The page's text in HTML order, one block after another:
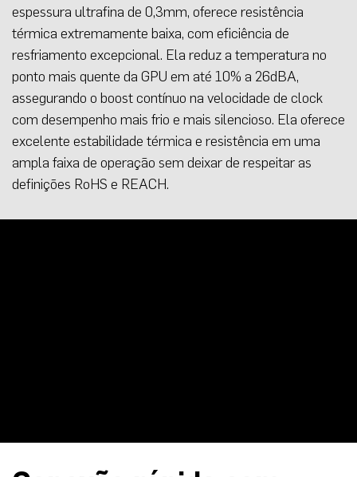
espessura ultrafina de 0,3mm, oferece resistência
térmica extremamente baixa, com eficiência de
resfriamento excepcional. Ela reduz a temperatura no
ponto mais quente da GPU em até 10% a 26dBA,
assegurando o boost contínuo na velocidade de clock
com desempenho mais frio e mais silencioso. Ela oferece
excelente estabilidade térmica e resistência em uma
ampla faixa de operação sem deixar de respeitar as
definições RoHS e REACH.